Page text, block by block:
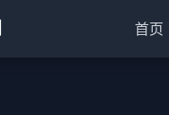
首页